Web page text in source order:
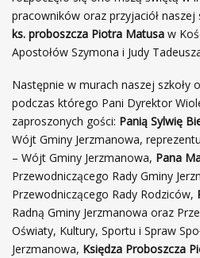
pracowników oraz przyjaciół naszej
ks. proboszcza Piotra Matusa w
Apostołów Szymona i Judy
Następnie w murach naszej szkoły
podczas którego Pani Dyrektor
zaproszonych gości: Panią Sylwię
Wójt Gminy Jerzmanowa,
– Wójt Gminy Jerzmanowa, Pana
Przewodniczącego Rady Gminy
Przewodniczącego Rady Rodziców,
Radną Gminy Jerzmanowa oraz
Oświaty, Kultury, Sportu i Spraw
Jerzmanowa, Księdza Proboszcza